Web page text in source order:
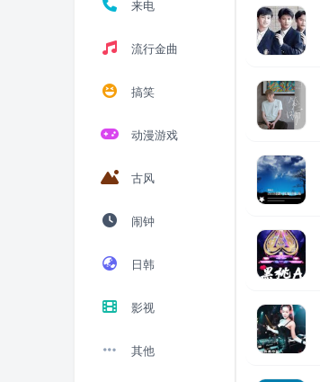
来电
流行金曲
搞笑
动漫游戏
古风
闹钟
日韩
影视
其他